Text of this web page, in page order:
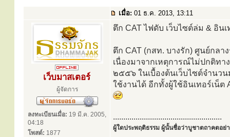
เมื่อ: 01 ธ.ค. 2013, 13:11
เว็บมาสเตอร์
ผู้จัดการ
ลงทะเบียนเมื่อ: 19 มี.ค. 2005,
04:18
โพสต์: 1877
ตึก CAT ไฟดับ เว็บไซต์ล่ม & อิน
ตึก CAT (กสท. บางรัก) ศูนย์กลา
เนื่องมาจากเหตุการณ์ไม่ปกติทา
๒๕๕๖ ในเบื้องต้นเว็บไซต์จำนวน
ใช้งานได้ อีกทั้งผู้ใช้อินเทอร์เน็ต
.....................................................
ผู้ใดประพฤติธรรม ผู้นั้นชื่อว่าบูชาตถาคตอย่า